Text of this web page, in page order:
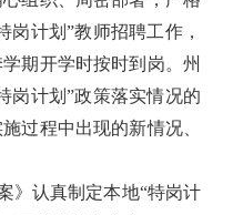
岗计划”教师招聘工作，
期开学时按时到岗。州
岗计划”政策落实情况的
过程中出现的新情况、
》认真制定本地“特岗计